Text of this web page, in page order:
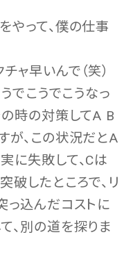
やって、僕の仕事
ャ早いんで（笑）
うでこうでこうなっ
の時の対策してA B
が、この状況だとA
に失敗して、Cは
破したところで、リ
っ込んだコストに
、別の道を探りま